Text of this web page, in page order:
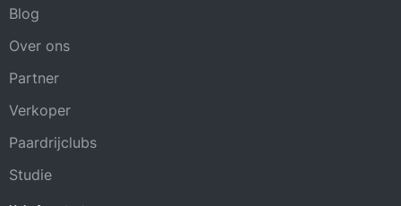
Blog
Over ons
Partner
Verkoper
Paardrijclubs
Studie